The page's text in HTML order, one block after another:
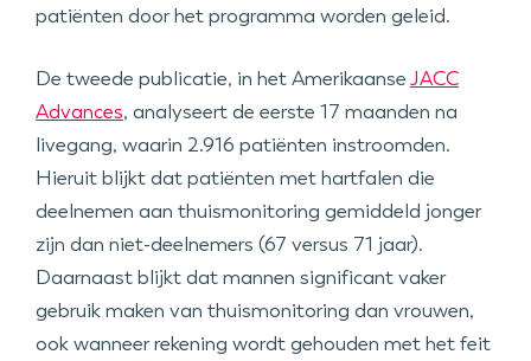
patiënten door het programma worden geleid.
De tweede publicatie, in het Amerikaanse JACC
Advances, analyseert de eerste 17 maanden na
livegang, waarin 2.916 patiënten instroomden.
Hieruit blijkt dat patiënten met hartfalen die
deelnemen aan thuismonitoring gemiddeld jonger
zijn dan niet-deelnemers (67 versus 71 jaar).
Daarnaast blijkt dat mannen significant vaker
gebruik maken van thuismonitoring dan vrouwen,
ook wanneer rekening wordt gehouden met het feit